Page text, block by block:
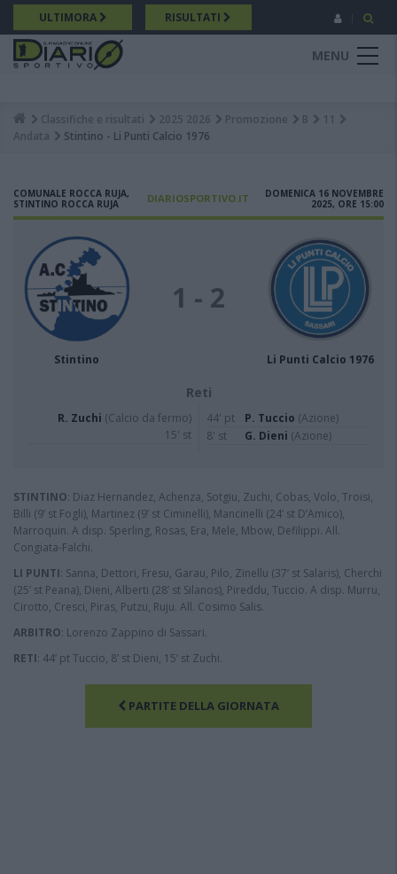
Salta
al
contenuto
principale
ULTIMORA RISULTATI
MENU
Breadcrumb
Classifiche e risultati 2025 2026 Promozione B
11
Andata
Stintino - Li Punti Calcio 1976
COMUNALE ROCCA RUJA,
STINTINO ROCCA RUJA
DIARIOSPORTIVO.IT
DOMENICA 16 NOVEMBRE
2025, ORE 15:00
Stintino
1 - 2
Li Punti Calcio 1976
Reti
R. Zuchi (Calcio da fermo)
15' st
44' pt P. Tuccio (Azione)
8' st
G. Dieni (Azione)
STINTINO: Diaz Hernandez, Achenza, Sotgiu, Zuchi, Cobas, Volo, Troisi,
Billi (9’ st Fogli), Martinez (9’ st Ciminelli), Mancinelli (24’ st D’Amico),
Marroquin. A disp. Sperling, Rosas, Era, Mele, Mbow, Defilippi. All.
Congiata-Falchi.
LI PUNTI: Sanna, Dettori, Fresu, Garau, Pilo, Zinellu (37’ st Salaris), Cherchi
(25’ st Peana), Dieni, Alberti (28’ st Silanos), Pireddu, Tuccio. A disp. Murru,
Cirotto, Cresci, Piras, Putzu, Ruju. All. Cosimo Salis.
ARBITRO: Lorenzo Zappino di Sassari.
RETI: 44’ pt Tuccio, 8’ st Dieni, 15’ st Zuchi.
PARTITE DELLA GIORNATA